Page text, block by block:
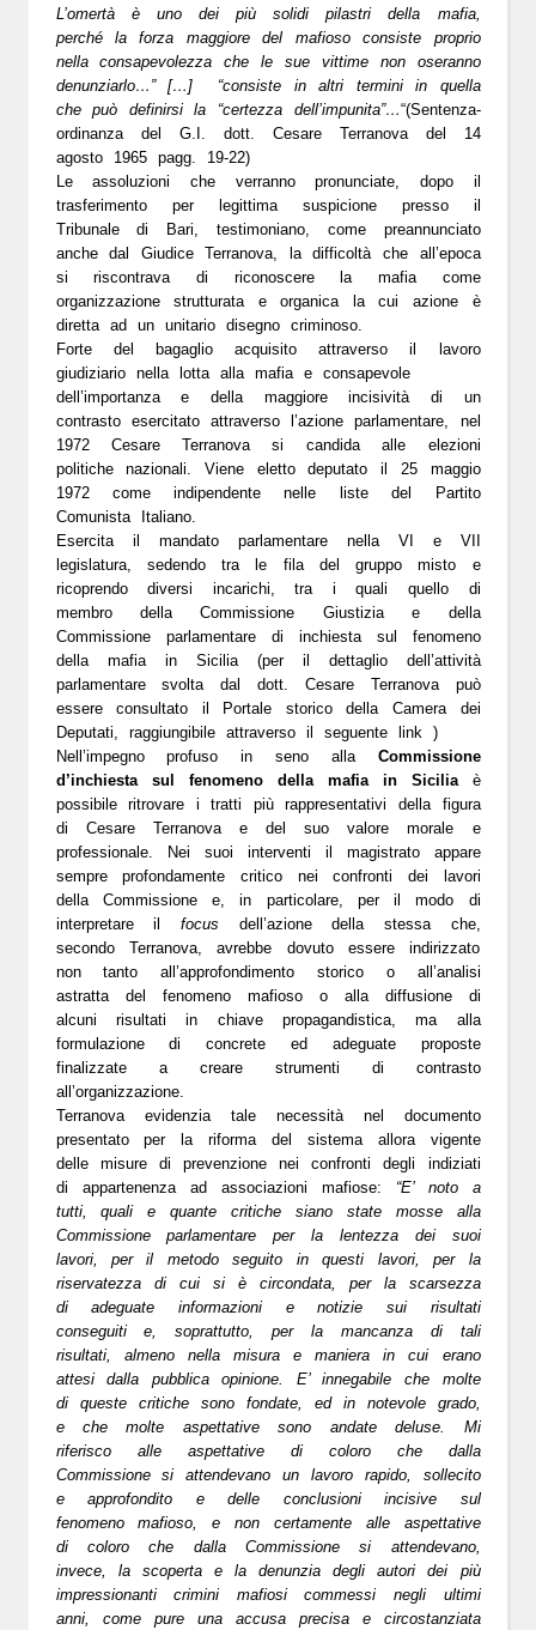
L’omertà è uno dei più solidi pilastri della mafia,
perché la forza maggiore del mafioso consiste proprio
nella consapevolezza che le sue vittime non oseranno
denunziarlo…” […] “consiste in altri termini in quella
che può definirsi la “certezza dell’impunita”…“(Sentenza-
ordinanza del G.I. dott. Cesare Terranova del 14
agosto 1965 pagg. 19-22)
Le assoluzioni che verranno pronunciate, dopo il
trasferimento per legittima suspicione presso il
Tribunale di Bari, testimoniano, come preannunciato
anche dal Giudice Terranova, la difficoltà che all’epoca
si riscontrava di riconoscere la mafia come
organizzazione strutturata e organica la cui azione è
diretta ad un unitario disegno criminoso.
Forte del bagaglio acquisito attraverso il lavoro
giudiziario nella lotta alla mafia e consapevole
dell’importanza e della maggiore incisività di un
contrasto esercitato attraverso l’azione parlamentare, nel
1972 Cesare Terranova si candida alle elezioni
politiche nazionali. Viene eletto deputato il 25 maggio
1972 come indipendente nelle liste del Partito
Comunista Italiano.
Esercita il mandato parlamentare nella VI e VII
legislatura, sedendo tra le fila del gruppo misto e
ricoprendo diversi incarichi, tra i quali quello di
membro della Commissione Giustizia e della
Commissione parlamentare di inchiesta sul fenomeno
della mafia in Sicilia (per il dettaglio dell’attività
parlamentare svolta dal dott. Cesare Terranova può
essere consultato il Portale storico della Camera dei
Deputati, raggiungibile attraverso il seguente link )
Nell’impegno profuso in seno alla Commissione
d’inchiesta sul fenomeno della mafia in Siciliaè
possibile ritrovare i tratti più rappresentativi della figura
di Cesare Terranova e del suo valore morale e
professionale. Nei suoi interventi il magistrato appare
sempre profondamente critico nei confronti dei lavori
della Commissione e, in particolare, per il modo di
interpretare il focus dell’azione della stessa che,
secondo Terranova, avrebbe dovuto essere indirizzato
non tanto all’approfondimento storico o all’analisi
astratta del fenomeno mafioso o alla diffusione di
alcuni risultati in chiave propagandistica, ma alla
formulazione di concrete ed adeguate proposte
finalizzate a creare strumenti di contrasto
all’organizzazione.
Terranova evidenzia tale necessità nel documento
presentato per la riforma del sistema allora vigente
delle misure di prevenzione nei confronti degli indiziati
di appartenenza ad associazioni mafiose: “E’ noto a
tutti, quali e quante critiche siano state mosse alla
Commissione parlamentare per la lentezza dei suoi
lavori, per il metodo seguito in questi lavori, per la
riservatezza di cui si è circondata, per la scarsezza
di adeguate informazioni e notizie sui risultati
conseguiti e, soprattutto, per la mancanza di tali
risultati, almeno nella misura e maniera in cui erano
attesi dalla pubblica opinione. E’ innegabile che molte
di queste critiche sono fondate, ed in notevole grado,
e che molte aspettative sono andate deluse. Mi
riferisco alle aspettative di coloro che dalla
Commissione si attendevano un lavoro rapido, sollecito
e approfondito e delle conclusioni incisive sul
fenomeno mafioso, e non certamente alle aspettative
di coloro che dalla Commissione si attendevano,
invece, la scoperta e la denunzia degli autori dei più
impressionanti crimini mafiosi commessi negli ultimi
anni, come pure una accusa precisa e circostanziata